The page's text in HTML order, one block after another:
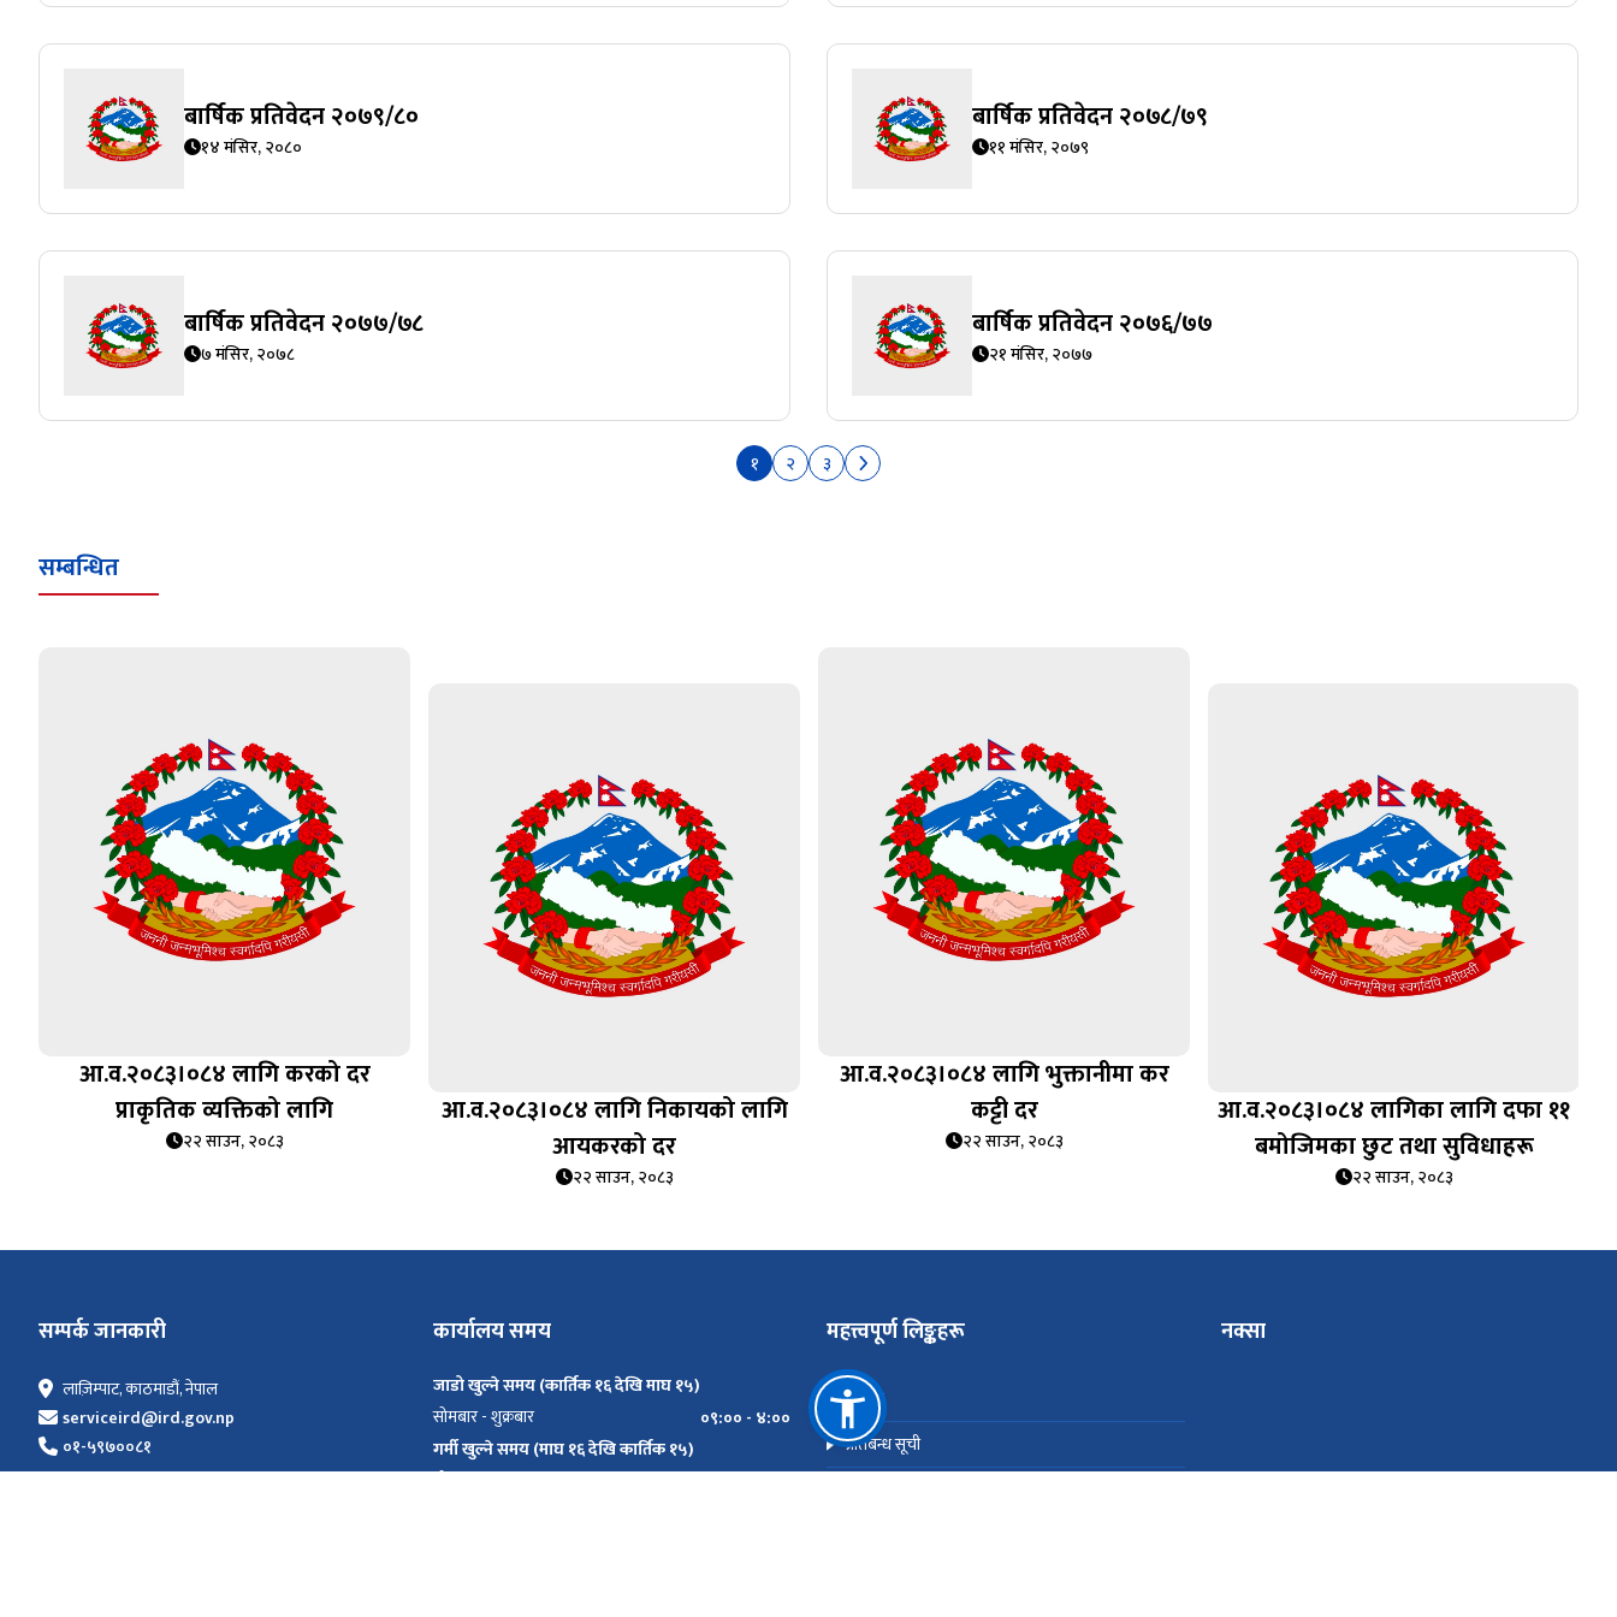
बार्षिक प्रतिवेदन २०७९/८०
१४ मंसिर, २०८०
बार्षिक प्रतिवेदन २०७८/७९
११ मंसिर, २०७९
बार्षिक प्रतिवेदन २०७७/७८
७ मंसिर, २०७८
बार्षिक प्रतिवेदन २०७६/७७
२१ मंसिर, २०७७
१ २ ३
सम्बन्धित
आ.व.२०८३।०८४ लागि करको दर
प्राकृतिक व्यक्तिको लागि
२२ साउन, २०८३
आ.व.२०८३।०८४ लागि निकायको लागि
आयकरको दर
२२ साउन, २०८३
आ.व.२०८३।०८४ लागि भुक्तानीमा कर
कट्टी दर
२२ साउन, २०८३
आ.व.२०८३।०८४ लागिका लागि दफा ११
बमोजिमका छुट तथा सुविधाहरू
२२ साउन, २०८३
सम्पर्क जानकारी
लाज़िम्पाट, काठमाडौं, नेपाल
serviceird@ird.gov.np
०१-५९७००८१
कार्यालय समय
जाडो खुल्ने समय (कार्तिक १६ देखि माघ १५)
सोमबार - शुक्रबार
०९:०० - ४:००
गर्मी खुल्ने समय (माघ १६ देखि कार्तिक १५)
सोमबार - शुक्रबार
महत्त्वपूर्ण लिङ्कहरू
सम्पर्क
प्रतिबन्ध सूची
नक्सा